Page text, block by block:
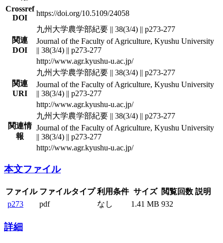
Crossref
DOI
https://doi.org/10.5109/24058
関連
DOI
九州大学農学部紀要 || 38(3/4) || p273-277
Journal of the Faculty of Agriculture, Kyushu University
|| 38(3/4) || p273-277
http://www.agr.kyushu-u.ac.jp/
関連
URI
九州大学農学部紀要 || 38(3/4) || p273-277
Journal of the Faculty of Agriculture, Kyushu University
|| 38(3/4) || p273-277
http://www.agr.kyushu-u.ac.jp/
関連情
報
九州大学農学部紀要 || 38(3/4) || p273-277
Journal of the Faculty of Agriculture, Kyushu University
|| 38(3/4) || p273-277
http://www.agr.kyushu-u.ac.jp/
本文ファイル
ファイル ファイルタイプ 利用条件 サイズ 閲覧回数 説明
p273
pdf なし 1.41 MB 932
詳細